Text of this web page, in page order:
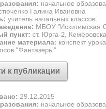
начальное
Галина Ивановна
учитель начальных классов
МБОУ "Искитимская
пункт: ст. Юрга-2,
материала: конспект
"Фантазеры"
к публикации
29.12.2015
начальное